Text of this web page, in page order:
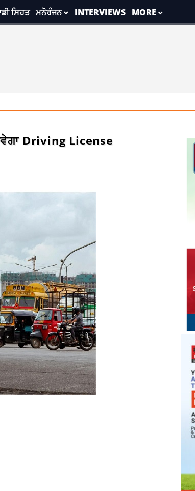
ਸਿਹਤ ਮਨੋਰੰਜਨ INTERVIEWS MORE
Driving License